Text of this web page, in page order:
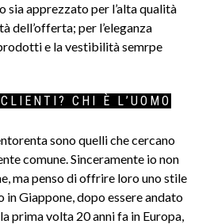
sia apprezzato per l’alta qualità
dell’offerta; per l’eleganza
e la vestibilità semrpe
CHI È L’UOMO
sono quelli che cercano
comune. Sinceramente io non
ma penso di offrire loro uno stile
Giappone, dopo essere andato
prima volta 20 anni fa in Europa,